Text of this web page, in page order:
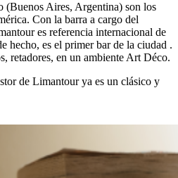
Aires, Argentina) son los
Con la barra a cargo del
es referencia internacional de
hecho, es el primer bar de la ciudad .
retadores, en un ambiente Art Déco.
de Limantour ya es un clásico y